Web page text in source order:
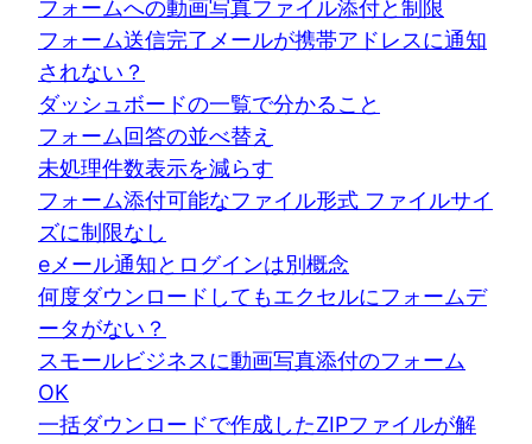
フォームへの動画写真ファイル添付と制限
フォーム送信完了メールが携帯アドレスに通知
されない？
ダッシュボードの一覧で分かること
フォーム回答の並べ替え
未処理件数表示を減らす
フォーム添付可能なファイル形式 ファイルサイ
ズに制限なし
eメール通知とログインは別概念
何度ダウンロードしてもエクセルにフォームデ
ータがない？
スモールビジネスに動画写真添付のフォーム
OK
一括ダウンロードで作成したZIPファイルが解